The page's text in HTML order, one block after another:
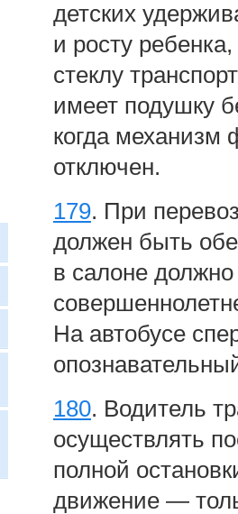
детских
и росту
стеклу
имеет подушку
когда механизм
отключен.
179. При
должен быть
в салоне
На автобусе
180. Водитель
осуществлять
полной
движение —